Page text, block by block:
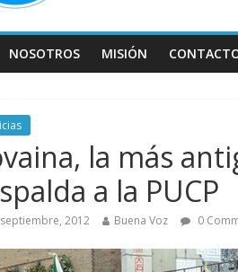
NOSOTROS MISIÓN
la más
a la PUCP
2012 Buena Voz 0